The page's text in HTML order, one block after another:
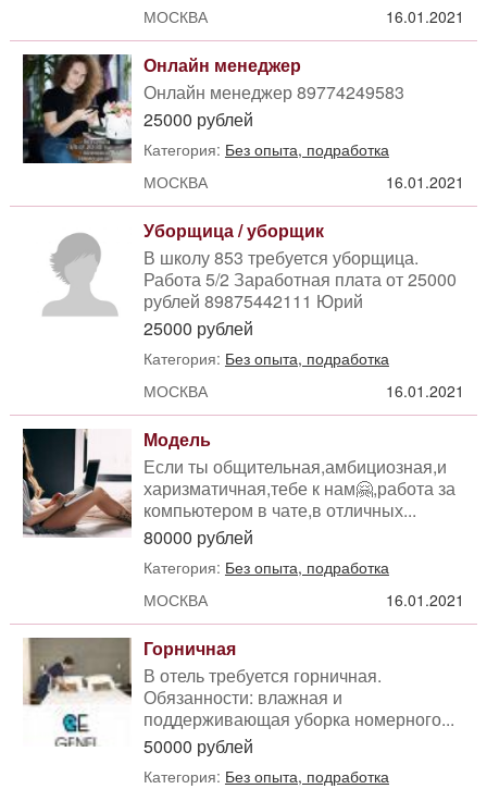
МОСКВА 16.01.2021
Онлайн менеджер
Онлайн менеджер 89774249583
25000 рублей
Категория: Без опыта, подработка
МОСКВА
16.01.2021
Уборщица / уборщик
В школу 853 требуется уборщица.
Работа 5/2 Заработная плата от 25000
рублей 89875442111 Юрий
25000 рублей
Категория: Без опыта, подработка
МОСКВА
16.01.2021
Модель
Если ты общительная,амбициозная,и
харизматичная,тебе к нам🤗,работа за
компьютером в чате,в отличных...
80000 рублей
Категория: Без опыта, подработка
МОСКВА
16.01.2021
Горничная
В отель требуется горничная.
Обязанности: влажная и
поддерживающая уборка номерного...
50000 рублей
Категория: Без опыта, подработка